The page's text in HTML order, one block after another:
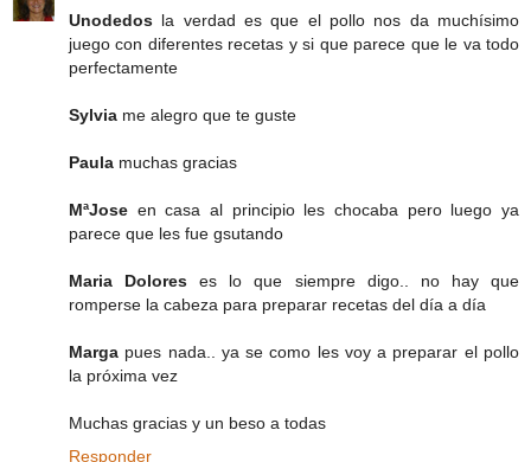
Unodedos la verdad es que el pollo nos da muchísimo
juego con diferentes recetas y si que parece que le va todo
perfectamente
Sylvia me alegro que te guste
Paula muchas gracias
MªJose en casa al principio les chocaba pero luego ya
parece que les fue gsutando
Maria Doloreses lo que siempre digo.. no hay que
romperse la cabeza para preparar recetas del día a día
Marga pues nada.. ya se como les voy a preparar el pollo
la próxima vez
Muchas gracias y un beso a todas
Responder